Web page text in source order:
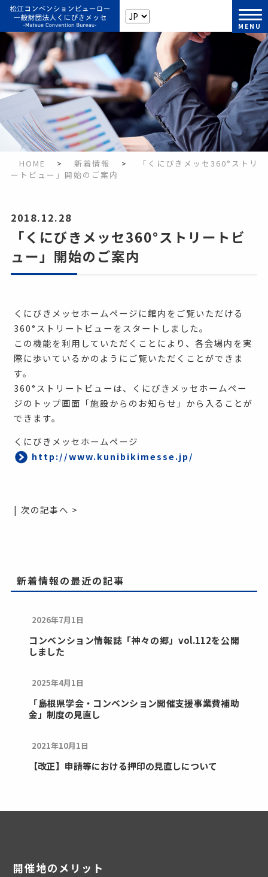
松江コンベンションビュー
MENU
HOME > 新着情報 >
「くにびきメッセ360°ストリ
ートビュー」開始のご案内
2018.12.28
「くにびきメッセ360°ストリートビ
ュー」開始のご案内
くにびきメッセホームページに館内をご覧いただける
360°ストリートビューをスタートしました。
この機能を利用していただくことにより、各会場内を実
際に歩いているかのようにご覧いただくことができま
す。
360°ストリートビューは、くにびきメッセホームペー
ジのトップ画面「施設からのお知らせ」から入ることが
できます。
くにびきメッセホームページ
http://www.kunibikimesse.jp/
|次の記事へ >
新着情報の最近の記事
2026年7月1日
コンベンション情報誌「神々の郷」vol.112を公開
しました
2025年4月1日
「島根県学会・コンベンション開催支援事業費補助
金」制度の見直し
2021年10月1日
【改正】申請等における押印の見直しについて
開催地のメリット